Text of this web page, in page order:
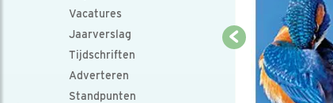
Vacatures
Jaarverslag
Tijdschriften
Adverteren
Standpunten